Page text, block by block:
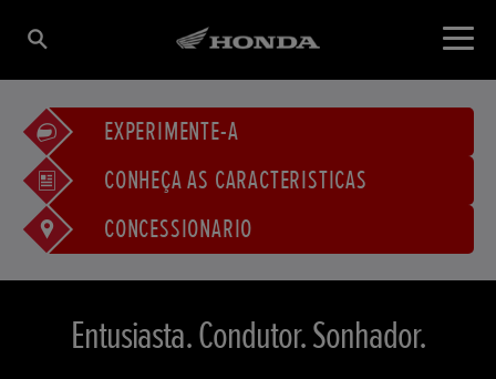
EXPERIMENTE-A
CONHEÇA AS CARACTERÍSTICAS
CONCESSIONÁRIO
Entusiasta. Condutor. Sonhador.